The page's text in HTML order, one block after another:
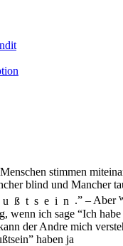
stimmen
blind und Mancher
.” – Aber
wenn ich sage “Ich
der Andre mich
haben ja